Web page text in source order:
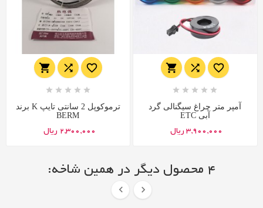
  
    
ترموکوپل 2 سانتی تایپ K برند
BERM
2,300,000 ریال
  
    
آمپر متر چراغ سیگنالی گرد
آبی ETC
3,900,000 ریال
4 محصول دیگر در همین شاخه:
 